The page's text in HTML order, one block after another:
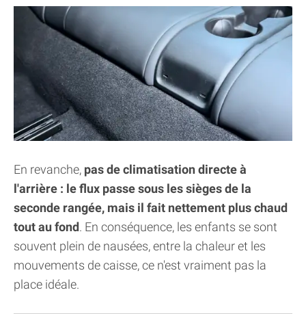
En revanche, pas de climatisation directe à
l'arrière : le flux passe sous les sièges de la
seconde rangée, mais il fait nettement plus chaud
tout au fond. En conséquence, les enfants se sont
souvent plein de nausées, entre la chaleur et les
mouvements de caisse, ce n'est vraiment pas la
place idéale.